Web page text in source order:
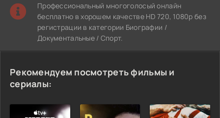
Профессиональный многоголосый онлайн
бесплатно в хорошем качестве HD 720, 1080p без
регистрации в категории Биографии /
Документальные / Спорт.
Рекомендуем посмотреть фильмы и
сериалы: